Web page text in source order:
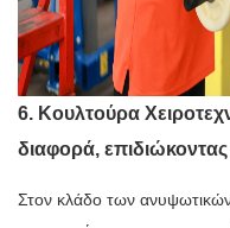
6. Κουλτούρα
διαφορά, επιδιώκοντας
Στον κλάδο των